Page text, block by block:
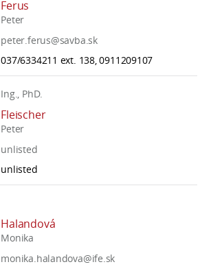
Ferus
Peter
peter.ferus@savba.sk
037/6334211 ext. 138, 0911209107
Ing., PhD.
Fleischer
Peter
unlisted
unlisted
Halandová
Monika
monika.halandova@ife.sk